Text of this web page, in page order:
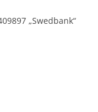
„Swedbank“